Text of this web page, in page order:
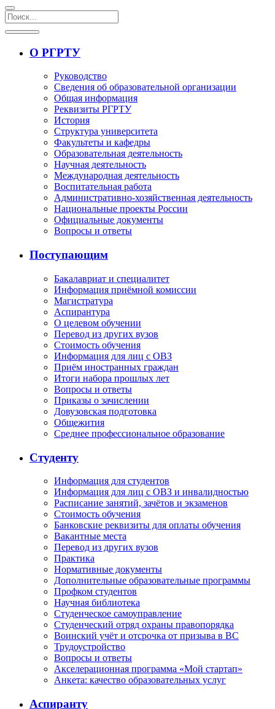
О РГРТУ
Руководство
Сведения об образовательной организации
Общая информация
Реквизиты РГРТУ
История
Структура университета
Факультеты и кафедры
Образовательная деятельность
Научная деятельность
Международная деятельность
Воспитательная работа
Административно-хозяйственная деятельность
Национальные проекты России
Официальные документы
Вопросы и ответы
Поступающим
Бакалавриат и специалитет
Информация приёмной комиссии
Магистратура
Аспирантура
О целевом обучении
Перевод из других вузов
Стоимость обучения
Информация для лиц с ОВЗ
Приём иностранных граждан
Итоги набора прошлых лет
Вопросы и ответы
Приказы о зачислении
Довузовская подготовка
Общежития
Среднее профессиональное образование
Студенту
Информация для студентов
Информация для лиц с ОВЗ и инвалидностью
Расписание занятий, зачётов и экзаменов
Стоимость обучения
Банковские реквизиты для оплаты обучения
Вакантные места
Перевод из других вузов
Практика
Нормативные документы
Дополнительные образовательные программы
Профком студентов
Научная библиотека
Студенческое самоуправление
Студенческий отряд охраны правопорядка
Воинский учёт и отсрочка от призыва в ВС
Трудоустройство
Вопросы и ответы
Акселерационная программа «Мой стартап»
Анкета: качество образовательных услуг
Аспиранту